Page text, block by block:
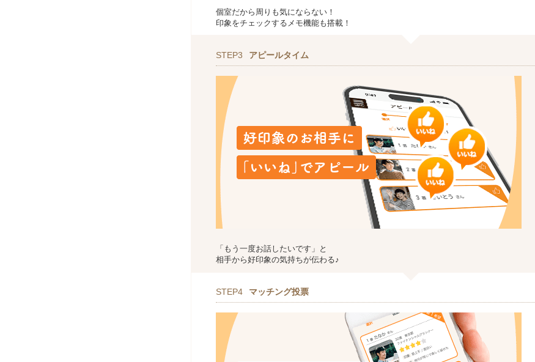
個室だから周りも気にならない！
印象をチェックするメモ機能も搭載！
STEP3 アピールタイム
「もう一度お話したいです」と
相手から好印象の気持ちが伝わる♪
STEP4 マッチング投票